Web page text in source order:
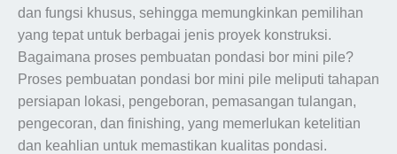
dan fungsi khusus, sehingga memungkinkan pemilihan
yang tepat untuk berbagai jenis proyek konstruksi.
Bagaimana proses pembuatan pondasi bor mini pile?
Proses pembuatan pondasi bor mini pile meliputi tahapan
persiapan lokasi, pengeboran, pemasangan tulangan,
pengecoran, dan finishing, yang memerlukan ketelitian
dan keahlian untuk memastikan kualitas pondasi.